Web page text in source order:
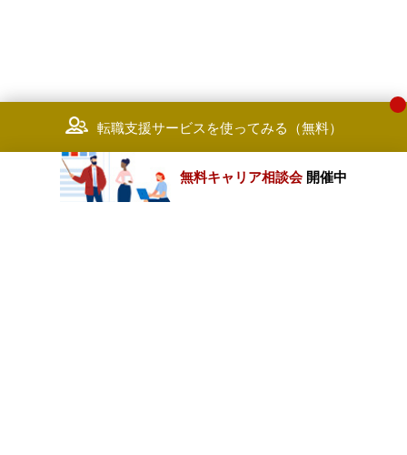
転職支援サービスを使ってみる（無料）
無料キャリア相談会 開催中